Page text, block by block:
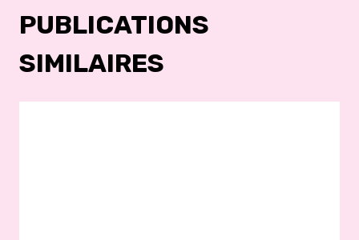
PUBLICATIONS
SIMILAIRES